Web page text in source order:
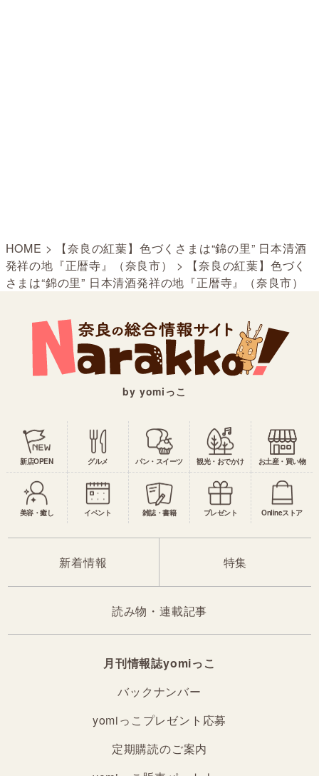
HOME >
【奈良の紅葉】色づくさまは“錦の里” 日本清酒
発祥の地『正暦寺』（奈良市）
>
【奈良の紅葉】色づく
さまは“錦の里” 日本清酒発祥の地『正暦寺』（奈良市）
by yomiっこ
新店OPEN グルメ パン・スイーツ 観光・おでかけ お土産・買い物
美容・癒し イベント 雑誌・書籍 プレゼント Onlineストア
新着情報 特集
読み物・連載記事
月刊情報誌yomiっこ
バックナンバー
yomiっこプレゼント応募
定期購読のご案内